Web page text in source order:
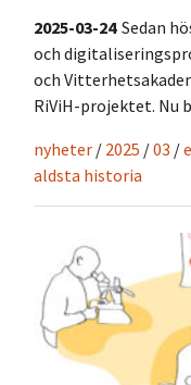
2025-03-24 Sedan
och
och
RiViH-projektet. Nu
nyheter / 2025 /03 /
aldsta historia